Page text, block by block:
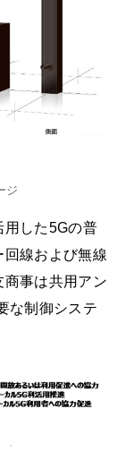
ジ
用した5Gの普
回線および無線
事は共用アン
な制御システ